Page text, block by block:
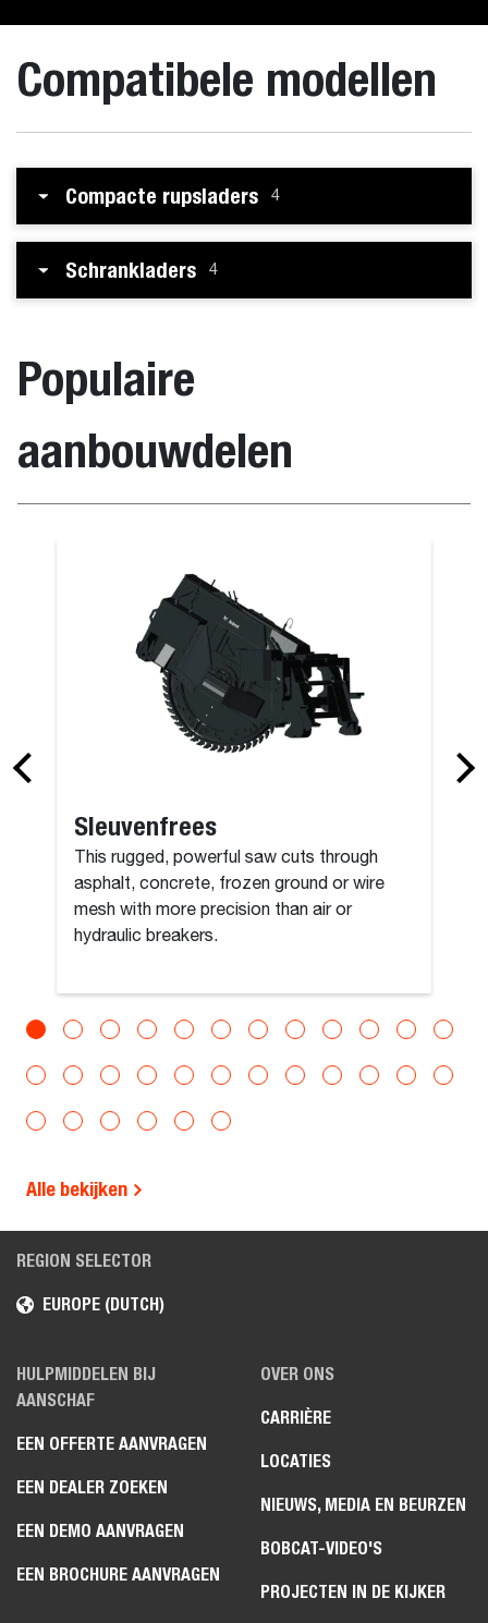
Compatibele modellen
Compacte rupsladers 4
Schrankladers 4
Populaire
aanbouwdelen
Sleuvenfrees
This rugged, powerful saw cuts through
asphalt, concrete, frozen ground or wire
mesh with more precision than air or
hydraulic breakers.
Alle bekijken
REGION SELECTOR
EUROPE (DUTCH)
HULPMIDDELEN BIJ
AANSCHAF
EEN OFFERTE AANVRAGEN
EEN DEALER ZOEKEN
EEN DEMO AANVRAGEN
EEN BROCHURE AANVRAGEN
OVER ONS
CARRIÈRE
LOCATIES
NIEUWS, MEDIA EN BEURZEN
BOBCAT-VIDEO'S
PROJECTEN IN DE KIJKER